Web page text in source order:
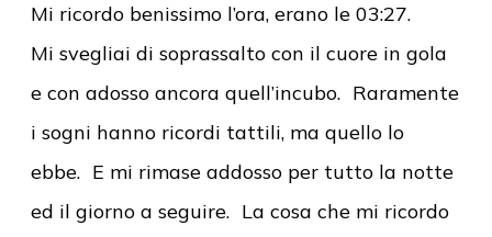
Mi ricordo benissimo l’ora, erano le 03:27.
Mi svegliai di soprassalto con il cuore in gola
e con adosso ancora quell’incubo. Raramente
i sogni hanno ricordi tattili, ma quello lo
ebbe. E mi rimase addosso per tutto la notte
ed il giorno a seguire. La cosa che mi ricordo